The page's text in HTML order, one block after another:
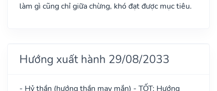
làm gì cũng chỉ giữa chừng, khó đạt được mục tiêu.
Hướng xuất hành 29/08/2033
- Hỷ thần (hướng thần may mắn) - TỐT: Hướng